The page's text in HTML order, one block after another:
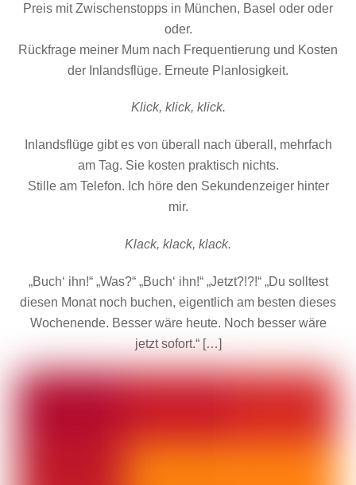
Preis mit Zwischenstopps in München, Basel oder oder
oder.
Rückfrage meiner Mum nach Frequentierung und Kosten
der Inlandsflüge. Erneute Planlosigkeit.
Klick, klick, klick.
Inlandsflüge gibt es von überall nach überall, mehrfach
am Tag. Sie kosten praktisch nichts.
Stille am Telefon. Ich höre den Sekundenzeiger hinter
mir.
Klack, klack, klack.
„Buch‘ ihn!“ „Was?“ „Buch‘ ihn!“ „Jetzt?!?!“ „Du solltest
diesen Monat noch buchen, eigentlich am besten dieses
Wochenende. Besser wäre heute. Noch besser wäre
jetzt sofort.“ […]